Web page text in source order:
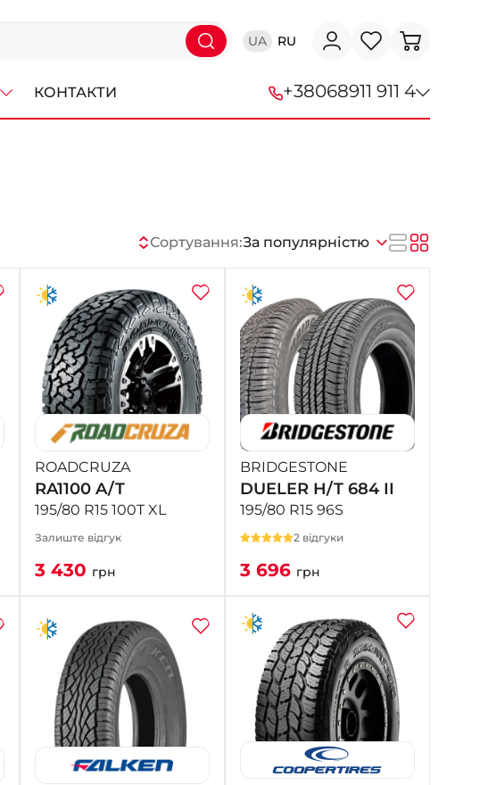
UA RU
КОНТАКТИ +38068911 911 4
+38 (095) 276-44-44
+38 (067) 911-14-14
- на Щепкіна
+38 (098) 911-911-0
- на Тополі
+38 (098) 911-911-4
- на Калиновій
+38 (077) 7-184-184
+38 (050)-911-911-2
+38 (099)-643-33-77
- Тополь
Сортування:За популярністю
ROADCRUZA
RA1100 A/T
195/80 R15 100T XL
Залиште відгук
3 430 грн
BRIDGESTONE
DUELER H/T 684 II
195/80 R15 96S
2 відгуки
3 696 грн